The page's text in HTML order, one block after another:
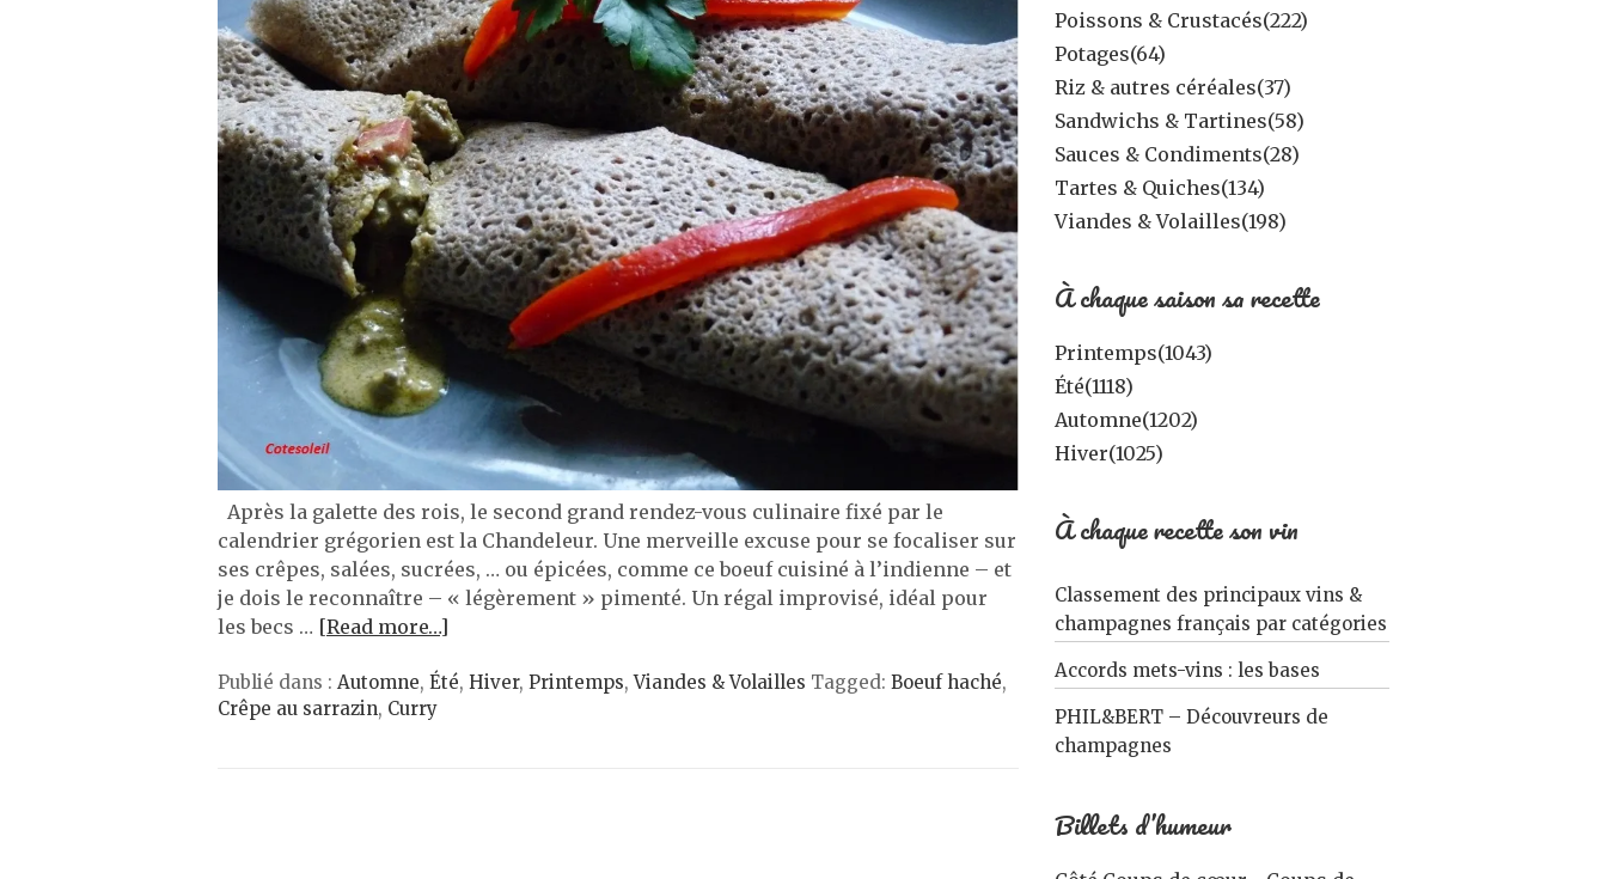
Après la galette des rois, le second grand rendez-vous culinaire fixé par le
calendrier grégorien est la Chandeleur. Une merveille excuse pour se focaliser sur
ses crêpes, salées, sucrées, … ou épicées, comme ce boeuf cuisiné à l’indienne – et
je dois le reconnaître – « légèrement » pimenté. Un régal improvisé, idéal pour
les becs … [Read more…]
Publié dans : Automne, Été, Hiver, Printemps,Viandes & Volailles Tagged: Boeuf haché,
Crêpe au sarrazin, Curry
Poissons & Crustacés(222)
Potages(64)
Riz & autres céréales(37)
Sandwichs & Tartines(58)
Sauces & Condiments(28)
Tartes & Quiches(134)
Viandes & Volailles(198)
À chaque saison sa recette
Printemps(1043)
Été(1118)
Automne(1202)
Hiver(1025)
À chaque recette son vin
Classement des principaux vins &
champagnes français par catégories
Accords mets-vins : les bases
PHIL&BERT – Découvreurs de
champagnes
Billets d’humeur